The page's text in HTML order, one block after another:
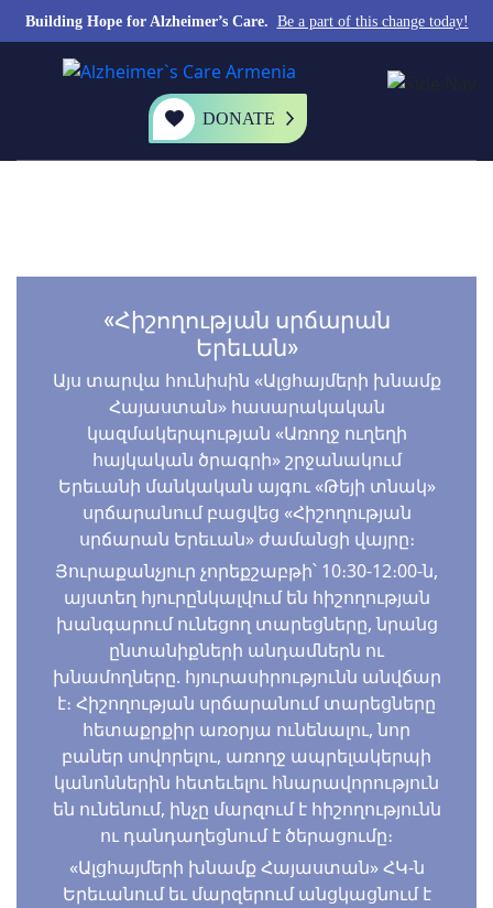
Building Hope for Alzheimer’s Care. Be a part of this change today!
DONATE
«Հիշողության սրճարան
Երեւան»
Այս տարվա հունիսին «Ալցհայմերի խնամք
Հայաստան» հասարակական
կազմակերպության «Առողջ ուղեղի
հայկական ծրագրի» շրջանակում
Երեւանի մանկական այգու «Թեյի տնակ»
սրճարանում բացվեց «Հիշողության
սրճարան Երեւան» ժամանցի վայրը։
Յուրաքանչյուր չորեքշաբթի՝ 10։30-12։00-ն,
այստեղ հյուրընկալվում են հիշողության
խանգարում ունեցող տարեցները, նրանց
ընտանիքների անդամներն ու
խնամողները. հյուրասիրությունն անվճար
է։ Հիշողության սրճարանում տարեցները
հետաքրքիր առօրյա ունենալու, նոր
բաներ սովորելու, առողջ ապրելակերպի
կանոններին հետեւելու հնարավորություն
են ունենում, ինչը մարզում է հիշողությունն
ու դանդաղեցնում է ծերացումը։
«Ալցհայմերի խնամք Հայաստան» ՀԿ-ն
Երեւանում եւ մարզերում անցկացնում է